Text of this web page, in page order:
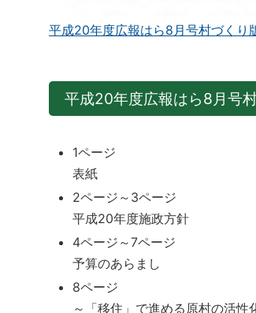
平成20年度広報はら8月号村づくり
平成20年度広報はら8月号
1ページ
表紙
2ページ～3ページ
平成20年度施政方針
4ページ～7ページ
予算のあらまし
8ページ
～「移住」で進める原村の活性